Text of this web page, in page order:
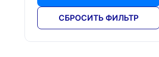
СБРОСИТЬ ФИЛЬТР